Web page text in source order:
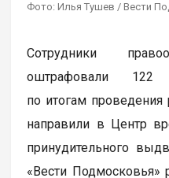
Фото: Илья Тушев / Вести
Сотрудники
оштрафовали 122
по итогам
направили в Центр
принудительного
«Вести Подмосковья»